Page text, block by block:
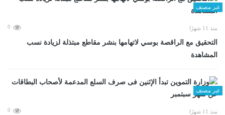
غير مصنف
منذ 11 شهرًا 0
التحقيق مع الراقصة بوسي لاتهامها بنشر مقاطع مبتذلة لزيادة نسب
المشاهدة
غير مصنف
منذ 11 شهرًا 0